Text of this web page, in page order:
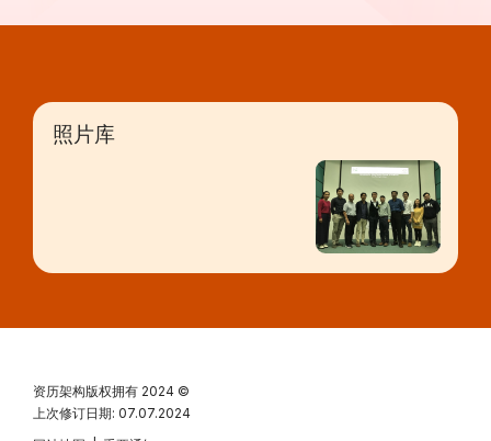
照片库
资历架构版权拥有 2024 ©
上次修订日期: 07.07.2024